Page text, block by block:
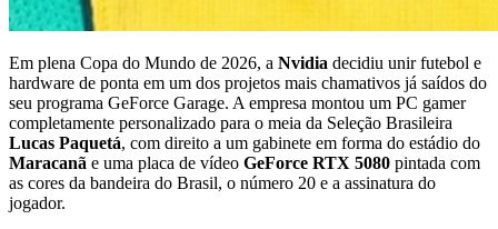
Em plena Copa do Mundo de 2026, a Nvidia decidiu unir futebol e
hardware de ponta em um dos projetos mais chamativos já saídos do
seu programa GeForce Garage. A empresa montou um PC gamer
completamente personalizado para o meia da Seleção Brasileira
Lucas Paquetá, com direito a um gabinete em forma do estádio do
Maracanã e uma placa de vídeo GeForce RTX 5080 pintada com
as cores da bandeira do Brasil, o número 20 e a assinatura do
jogador.